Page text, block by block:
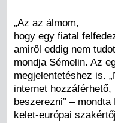
„Az az álmom,
hogy egy fiatal
amiről eddig nem
mondja Sémelin. Az
megjelentetéshez is.
internet
beszerezni” –
kelet-európai